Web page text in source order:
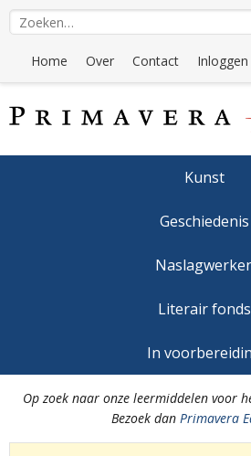
Home Over Contact Inloggen
Kunst
Geschiedenis
Literair fonds
In
Op zoek naar onze leermiddelen voor
Bezoek dan Primavera